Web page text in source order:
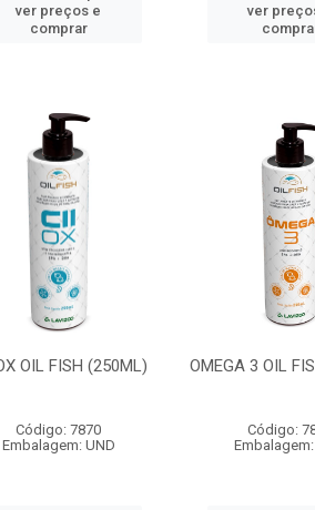
ver preços e
comprar
ver
OIL FISH (250ML)
Código: 7870
Embalagem: UND
OMEGA 3 OIL
Código: